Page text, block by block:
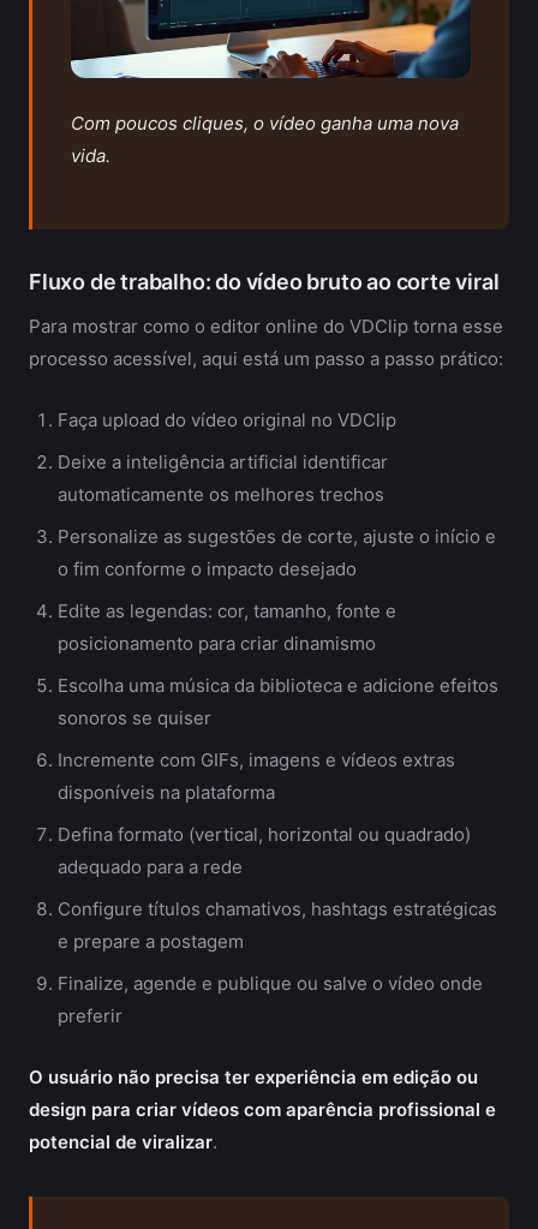
Com poucos cliques, o vídeo ganha uma nova
vida.
Fluxo de trabalho: do vídeo bruto ao corte viral
Para mostrar como o editor online do VDClip torna esse
processo acessível, aqui está um passo a passo prático:
Faça upload do vídeo original no VDClip
Deixe a inteligência artificial identificar
automaticamente os melhores trechos
Personalize as sugestões de corte, ajuste o início e
o fim conforme o impacto desejado
Edite as legendas: cor, tamanho, fonte e
posicionamento para criar dinamismo
Escolha uma música da biblioteca e adicione efeitos
sonoros se quiser
Incremente com GIFs, imagens e vídeos extras
disponíveis na plataforma
Defina formato (vertical, horizontal ou quadrado)
adequado para a rede
Configure títulos chamativos, hashtags estratégicas
e prepare a postagem
Finalize, agende e publique ou salve o vídeo onde
preferir
O usuário não precisa ter experiência em edição ou
design para criar vídeos com aparência profissional e
potencial de viralizar.